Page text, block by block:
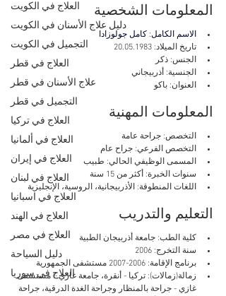
العلاج في الكويت
دليل علاج الأسنان في الكويت
التجميل في الكويت
العلاج في قطر
علاج الأسنان في قطر
التجميل في قطر
العلاج في تركيا
العلاج في ألمانيا
العلاج في إيران
العلاج في لبنان
العلاج في اسبانيا
العلاج في الهند
العلاج في مصر
دليل السياحة
العلاج في سوريا
المعلومات الشخصية
الاسم الكامل: كامل جولوزادا
تاريخ الميلاد: 20.05.1983
الجنس: ذكر
الجنسية: أذربيجاني
العنوان: باكو
المعلومات المهنية
التخصص: جراحة عامة
التخصص الفرعي: جراح عام
المسمى الوظيفي الحالي: طبيب
سنوات الخبرة: أكثر من 15 سنة
اللغات المنطوقة: الأذربيجانية، الروسية، الإنجليزية
التعليم والتدريب
كلية الطب: جامعة أذربيجان الطبية
سنة التخرج: 2006
برنامج الإقامة: 2006-2007 مستشفى الجمهورية
زمالة(زمالات): تركيا - أنقرة، جامعة غازي / مستشفى
غازي - جراحة بالمنظار وجراحة الغدة الدرقية، جراحة